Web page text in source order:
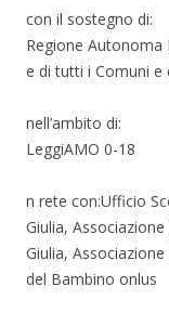
con il sostegno di:
Regione Autonoma
e di tutti i Comuni e
nell’ambito di:
LeggiAMO 0-18
n rete con:Ufficio
Giulia,
Giulia,
del Bambino onlus